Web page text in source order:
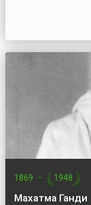
1869 — 1948
Махатма Ганди